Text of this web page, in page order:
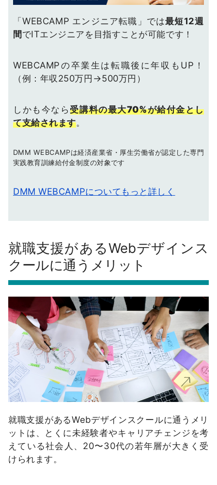
「WEBCAMP エンジニア転職」では最短12週
間でITエンジニアを目指すことが可能です！
WEBCAMPの卒業生は転職後に年収もUP！
（例：年収250万円→500万円）
しかも今なら 受講料の最大70%が給付金とし
て支給されます。
DMM WEBCAMPは経済産業省・厚生労働省が認定した専門
実践教育訓練給付金制度の対象です
DMM WEBCAMPについてもっと詳しく
就職支援があるWebデザインス
クールに通うメリット
就職支援があるWebデザインスクールに通うメリ
ットは、とくに未経験者やキャリアチェンジを考
えている社会人、20〜30代の若年層が大きく受
けられます。